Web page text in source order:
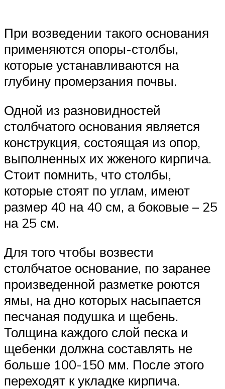
При возведении такого основания
применяются опоры-столбы,
которые устанавливаются на
глубину промерзания почвы.
Одной из разновидностей
столбчатого основания является
конструкция, состоящая из опор,
выполненных их жженого кирпича.
Стоит помнить, что столбы,
которые стоят по углам, имеют
размер 40 на 40 см, а боковые – 25
на 25 см.
Для того чтобы возвести
столбчатое основание, по заранее
произведенной разметке роются
ямы, на дно которых насыпается
песчаная подушка и щебень.
Толщина каждого слой песка и
щебенки должна составлять не
больше 100-150 мм. После этого
переходят к укладке кирпича.